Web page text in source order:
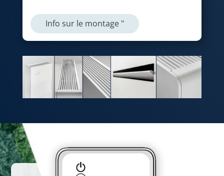
Info sur le montage "